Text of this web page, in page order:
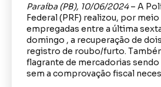
Paraíba (PB), 10/06/2024– A
Federal (PRF) realizou, por
empregadas entre a última
domingo , a recuperação de
registro de roubo/furto.
flagrante de mercadorias
sem a comprovação fiscal